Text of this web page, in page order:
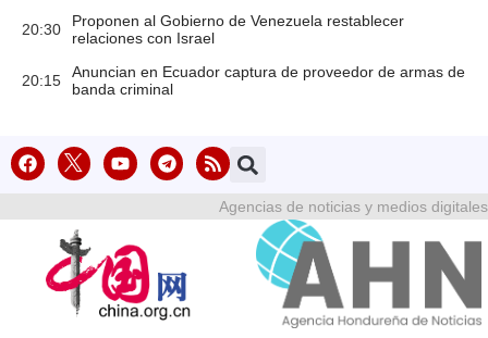
20:30
Proponen al Gobierno de Venezuela restablecer
relaciones con Israel
20:15
Anuncian en Ecuador captura de proveedor de armas de
banda criminal
Agencias de noticias y medios digitales